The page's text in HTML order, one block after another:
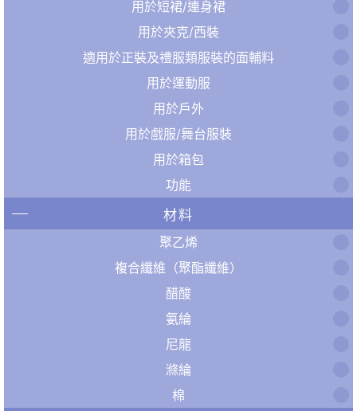
用於短裙/連身裙
用於夾克/西裝
適用於正裝及禮服類服裝的面輔料
用於運動服
用於戶外
用於戲服/舞台服裝
用於箱包
功能
材料
聚乙烯
複合纖維（聚酯纖維）
醋酸
氨綸
尼龍
滌綸
棉